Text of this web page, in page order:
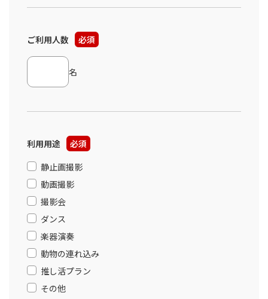
ご利用人数 必須
名
利用用途
必須
静止画撮影
動画撮影
撮影会
ダンス
楽器演奏
動物の連れ込み
推し活プラン
その他